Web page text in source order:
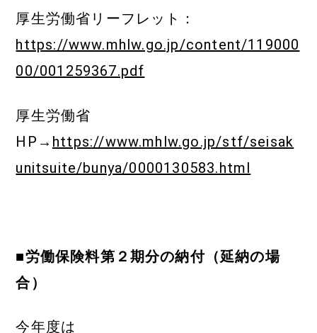
厚生労働省リーフレット：
https://www.mhlw.go.jp/content/119000
00/001259367.pdf
厚生労働省
HP→ https://www.mhlw.go.jp/stf/seisak
unitsuite/bunya/0000130583.html
■労働保険料第２期分の納付（延納の場
合）
今年度は